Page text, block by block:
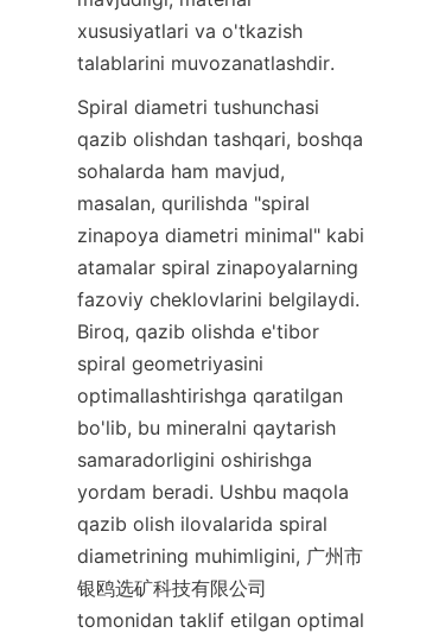
xususiyatlari va o'tkazish
talablarini muvozanatlashdir.
Spiral diametri tushunchasi
qazib olishdan tashqari, boshqa
sohalarda ham mavjud,
masalan, qurilishda "spiral
zinapoya diametri minimal" kabi
atamalar spiral zinapoyalarning
fazoviy cheklovlarini belgilaydi.
Biroq, qazib olishda e'tibor
spiral geometriyasini
optimallashtirishga qaratilgan
bo'lib, bu mineralni qaytarish
samaradorligini oshirishga
yordam beradi. Ushbu maqola
qazib olish ilovalarida spiral
diametrining muhimligini, 广州市
银鸥选矿科技有限公司
tomonidan taklif etilgan optimal